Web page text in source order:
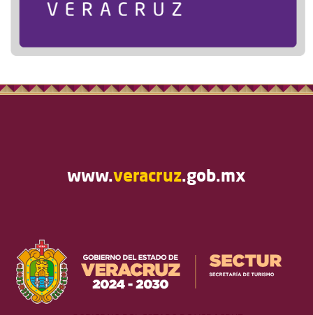
www.veracruz.gob.mx